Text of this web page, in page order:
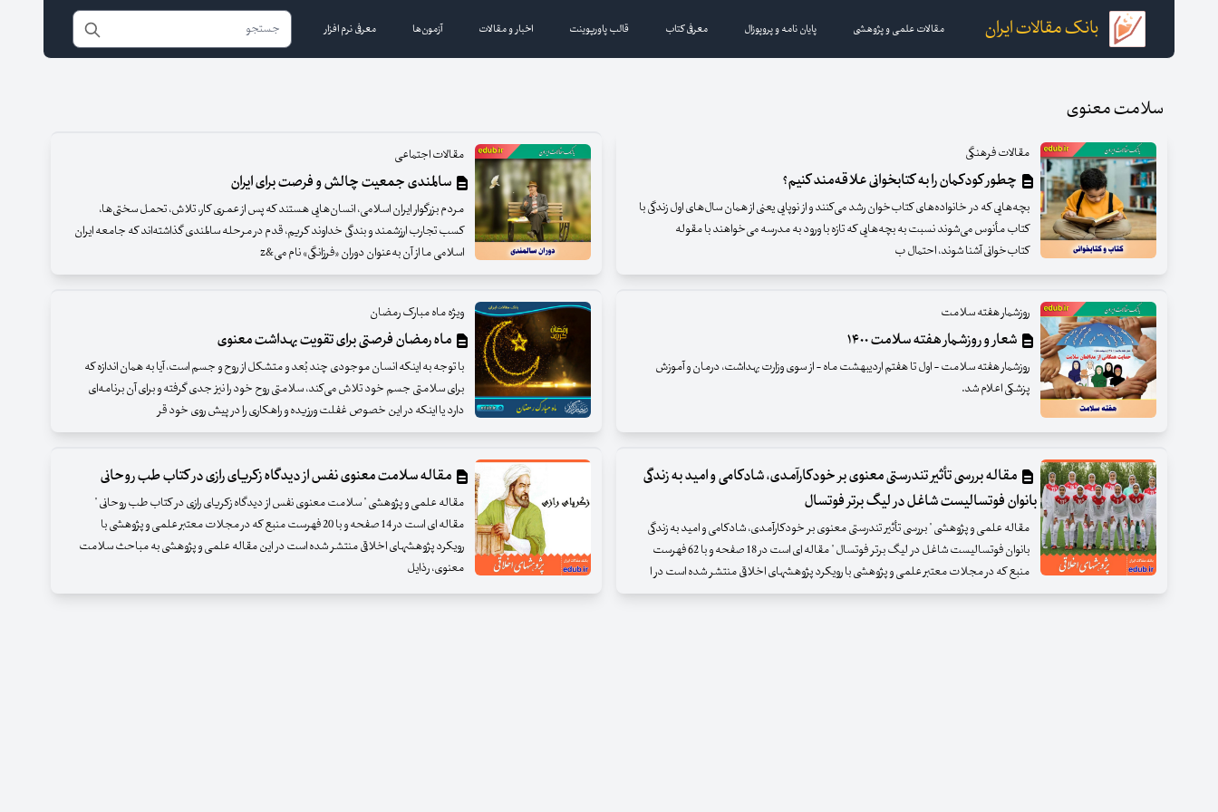
بانک مقالات ایران مقالات علمی و پژوهشی پایان نامه و پروپوزال معرفی کتاب قالب پاورپوینت اخبار و مقالات آزمون‌ها معرفی نرم افزار
سلامت معنوی
مقالات فرهنگی
چطور کودکمان را به کتابخوانی علاقه‌مند کنیم؟
بچه‌هایی که در خانواده‌های کتاب‌خوان رشد می‌کنند و از نوپایی یعنی از همان سال‌های اول زندگی با
کتاب مأنوس می‌شوند نسبت به بچه‌هایی که تازه با ورود به مدرسه می‌خواهند با مقوله
کتاب‌خوانی آشنا شوند، احتمال ب
مقالات اجتماعی
سالمندی جمعیت چالش و فرصت برای ایران
مردم بزرگوار ایران اسلامی، انسان‌هایی هستند که پس از عمری کار، تلاش، تحمل سختی‌ها،
کسب تجارب ارزشمند و بندگی خداوند کریم، قدم در مرحله سالمندی گذاشته‌اند که جامعه ایران
اسلامی ما از آن به‌عنوان دوران «فرزانگی» نام می&z
روزشمار هفته سلامت
شعار و روزشمار هفته سلامت ۱۴۰۰
روزشمار هفته سلامت - اول تا هفتم اردیبهشت ماه - از سوی وزارت بهداشت، درمان و آموزش
پزشکی اعلام شد.
ویژه ماه مبارک رمضان
ماه رمضان فرصتی برای تقویت بهداشت معنوی
با توجه به اینکه انسان موجودی چند بُعد و متشکل از روح و جسم است، آیا به همان اندازه که
برای سلامتی جسم خود تلاش می‌کند، سلامتی روح خود را نیز جدی گرفته و برای آن برنامه‌ای
دارد یا اینکه در این خصوص غفلت ورزیده و راهکاری را در پیش روی خود قر
مقاله بررسی تأثیر تندرستی معنوی بر خودکارآمدی، شادکامی و امید به زندگی
بانوان فوتسالیست شاغل در لیگ برتر فوتسال
مقاله علمی و پژوهشی " بررسی تأثیر تندرستی معنوی بر خودکارآمدی، شادکامی و امید به زندگی
بانوان فوتسالیست شاغل در لیگ برتر فوتسال " مقاله ای است در 18 صفحه و با 62 فهرست
منبع که در مجلات معتبر علمی و پژوهشی با رویکرد پژوهشهای اخلاقی منتشر شده است در ا
مقاله سلامت معنوی نفس از دیدگاه زکریای رازی در کتاب طب روحانی
مقاله علمی و پژوهشی " سلامت معنوی نفس از دیدگاه زکریای رازی در کتاب طب روحانی "
مقاله ای است در 14 صفحه و با 20 فهرست منبع که در مجلات معتبر علمی و پژوهشی با
رویکرد پژوهشهای اخلاقی منتشر شده است در این مقاله علمی و پژوهشی به مباحث سلامت
معنوی، رذایل